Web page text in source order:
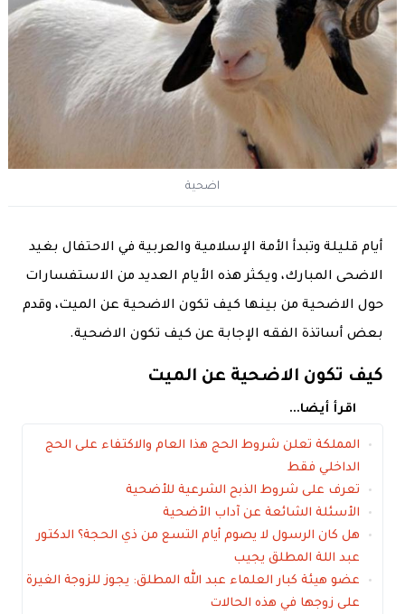
اضحية
أيام قليلة وتبدأ الأمة الإسلامية والعربية في الاحتفال بغيد
الاضحى المبارك، ويكثر هذه الأيام العديد من الاستفسارات
حول الاضحية من بينها كيف تكون الاضحية عن الميت، وقدم
بعض أساتذة الفقه الإجابة عن كيف تكون الاضحية.
كيف تكون الاضحية عن الميت
اقرأ أيضا...
المملكة تعلن شروط الحج هذا العام والاكتفاء على الحج
الداخلي فقط
تعرف على شروط الذبح الشرعية للأضحية
الأسئلة الشائعة عن آداب الأضحية
هل كان الرسول لا يصوم أيام التسع من ذي الحجة؟ الدكتور
عبد اللة المطلق يجيب
عضو هيئة كبار العلماء عبد الله المطلق: يجوز للزوجة الغيرة
على زوجها في هذه الحالات